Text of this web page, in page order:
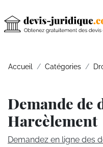
Accueil Catégories
Demande de
Harcèlement
Demandez en ligne des